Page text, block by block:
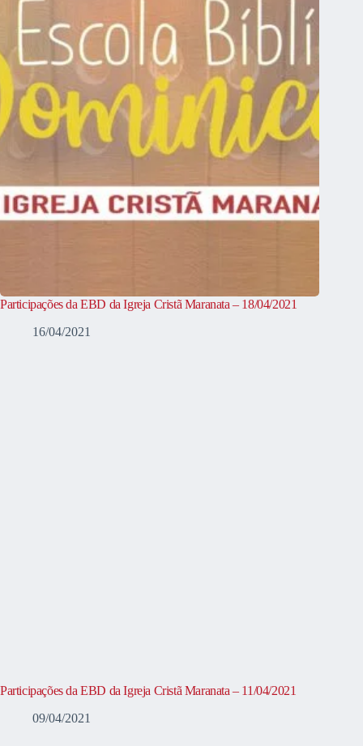
Participações da EBD da Igreja Cristã Maranata – 18/04/2021
16/04/2021
Participações da EBD da Igreja Cristã Maranata – 11/04/2021
09/04/2021